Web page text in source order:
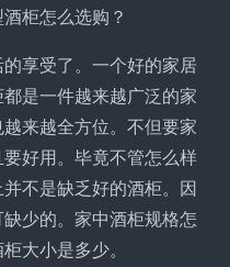
柜怎么选购？
享受了。一个好的家居
是一件越来越广泛的家
来越全方位。不但要家
好用。毕竟不管怎么样
不是缺乏好的酒柜。因
少的。家中酒柜规格怎
大小是多少。